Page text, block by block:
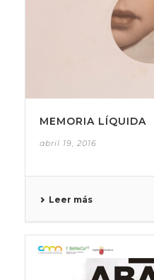
MEMORIA LÍQUIDA
abril 19, 2016
Leer más